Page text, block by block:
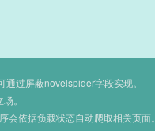
过屏蔽novelspider字段实现。
。
依据负载状态自动爬取相关页面。